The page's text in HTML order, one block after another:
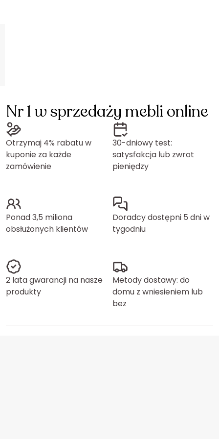
Nr 1 w sprzedaży mebli online
Otrzymaj 4% rabatu w
kuponie za każde
zamówienie
30-dniowy test:
satysfakcja lub zwrot
pieniędzy
Ponad 3,5 miliona
obsłużonych klientów
Doradcy dostępni 5 dni w
tygodniu
2 lata gwarancji na nasze
produkty
Metody dostawy: do
domu z wniesieniem lub
bez